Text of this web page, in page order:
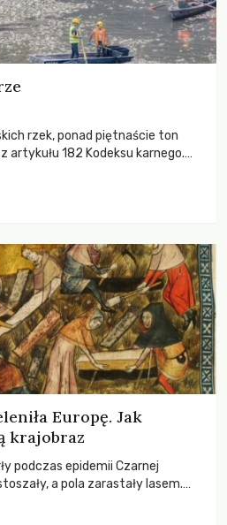
rzek, ponad piętnaście ton
182 Kodeksu karnego.
śmierci rzeki.
Europę. Jak
krajobraz
podczas epidemii Czarnej
a pola zarastały lasem.